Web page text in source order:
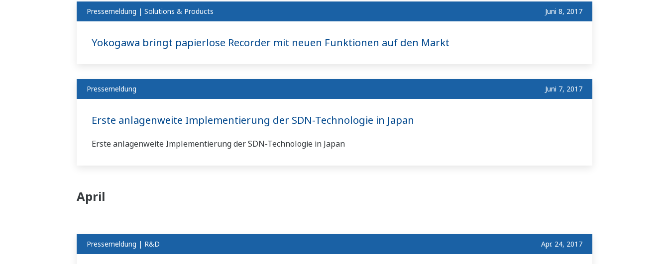
Pressemeldung | Solutions & Products Juni 8, 2017
Yokogawa bringt papierlose Recorder mit neuen Funktionen auf den Markt
Pressemeldung Juni 7, 2017
Erste anlagenweite Implementierung der SDN-Technologie in Japan
Erste anlagenweite Implementierung der SDN-Technologie in Japan
April
Pressemeldung | R&D Apr. 24, 2017